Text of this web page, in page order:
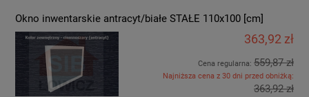
Okno inwentarskie antracyt/białe STAŁE 110x100 [cm]
363,92 zł
Cena regularna: 559,87 zł
Najniższa cena z 30 dni przed obniżką:
363,92 zł